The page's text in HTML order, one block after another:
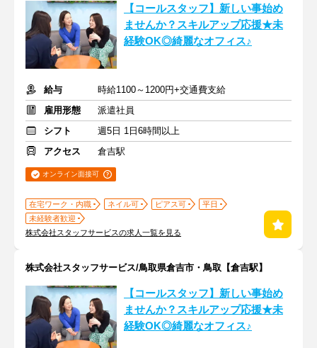
【コールスタッフ】新しい事始め
ませんか？スキルアップ応援★未
経験OK◎綺麗なオフィス♪
給与
時給1100～1200円+交通費支給
雇用形態
派遣社員
シフト
週5日 1日6時間以上
アクセス
倉吉駅
オンライン面接可
在宅ワーク・内職 ネイル可 ピアス可
平日
未経験者歓迎
株式会社スタッフサービスの求人一覧を見る
株式会社スタッフサービス/鳥取県倉吉市・鳥取【倉吉駅】
【コールスタッフ】新しい事始め
ませんか？スキルアップ応援★未
経験OK◎綺麗なオフィス♪